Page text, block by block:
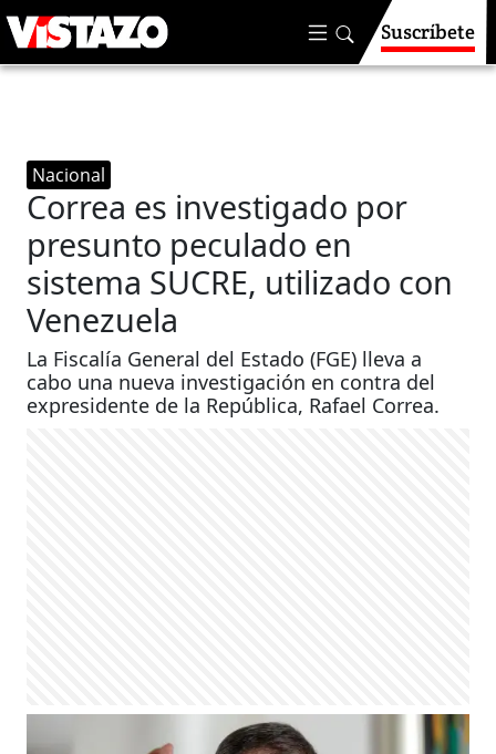
Suscríbete
Nacional
Correa es investigado por
presunto peculado en
sistema SUCRE, utilizado con
Venezuela
La Fiscalía General del Estado (FGE) lleva a
cabo una nueva investigación en contra del
expresidente de la República, Rafael Correa.